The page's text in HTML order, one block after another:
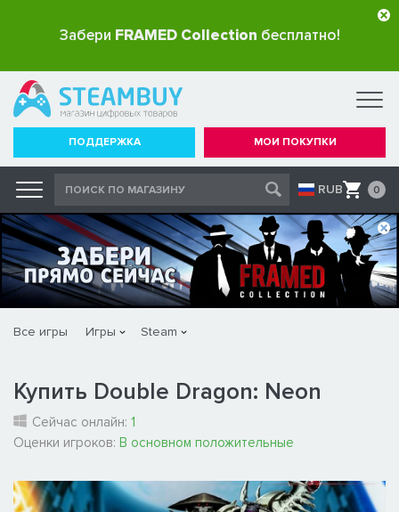
Забери FRAMED Collection бесплатно!
ПОДДЕРЖКА МОИ ПОКУПКИ
RUB 0
Все игры Игры Steam
Купить Double Dragon: Neon
Сейчас онлайн: 1
Оценки игроков: В основном положительные